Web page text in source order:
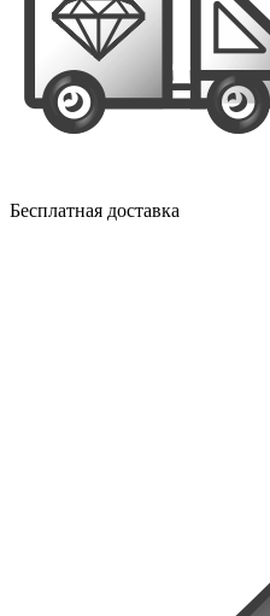
Бесплатная доставка